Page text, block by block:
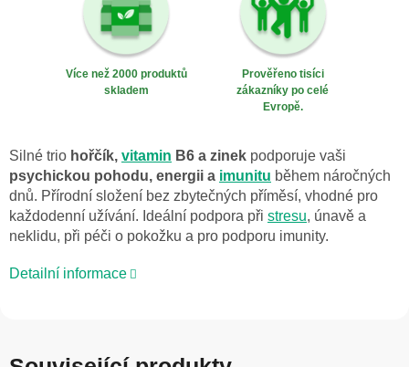
Více než 2000 produktů
skladem
Prověřeno tisíci
zákazníky po celé
Evropě.
Silné trio hořčík, vitamin B6 a zinek podporuje vaši
psychickou pohodu, energii a imunitu během náročných
dnů. Přírodní složení bez zbytečných příměsí, vhodné pro
každodenní užívání. Ideální podpora při stresu, únavě a
neklidu, při péči o pokožku a pro podporu imunity.
Detailní informace